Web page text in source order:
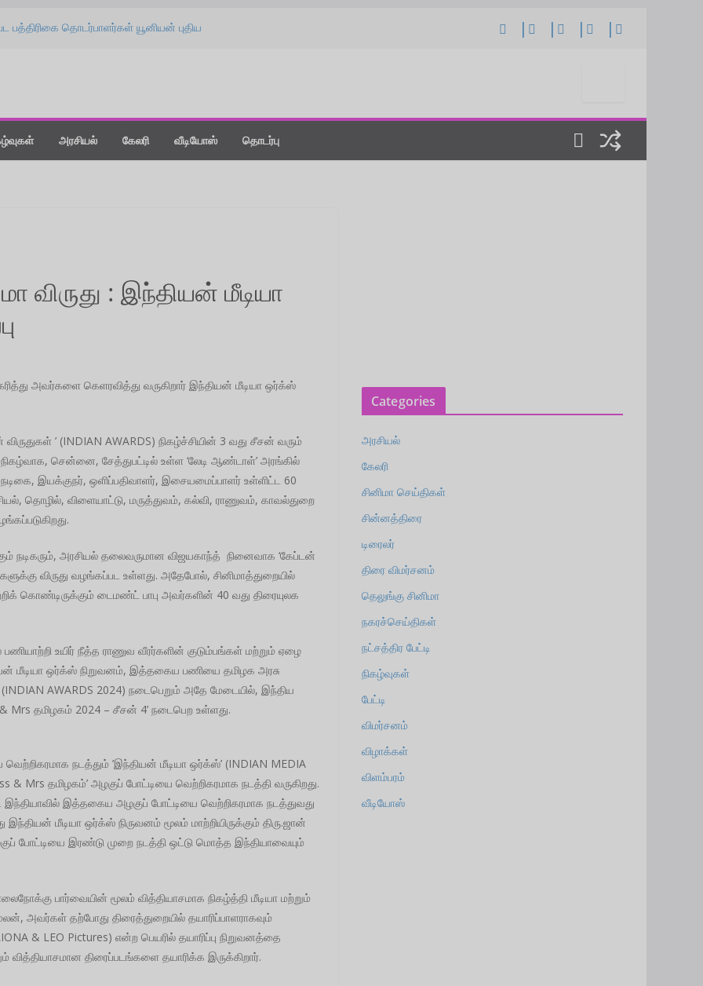
பத்திரிகை தொடர்பாளர்கள் யூனியன் புதிய
நியூ டே : திரை விமர்சனம்!
பொழிந்த ‘மிட்டாய் மழை’ !
அரசியல் கேலரி வீடியோஸ் தொடர்பு
விருது : இந்தியன் மீடியா
அவர்களை கெளரவித்து வருகிறார் இந்தியன் மீடியா ஒர்க்ஸ்
’ (INDIAN AWARDS) நிகழ்ச்சியின் 3 வது சீசன் வரும்
சென்னை, சேத்துபட்டில் உள்ள ‘லேடி ஆண்டாள்’ அரங்கில்
நடிகை, இயக்குநர், ஒளிப்பதிவாளர், இசையமைப்பாளர் உள்ளிட்ட 60
தொழில், விளையாட்டு, மருத்துவம், கல்வி, ராணுவம், காவல்துறை
நடிகரும், அரசியல் தலைவருமான விஜயகாந்த் நினைவாக ‘கேப்டன்
விருது வழங்கப்பட உள்ளது. அதேபோல், சினிமாத்துறையில்
கொண்டிருக்கும் டைமண்ட் பாபு அவர்களின் 40 வது திரையுலக
உயிர் நீத்த ராணுவ வீரர்களின் குடும்பங்கள் மற்றும் ஏழை
மீடியா ஒர்க்ஸ் நிறுவனம், இத்தகைய பணியை தமிழக அரசு
(INDIAN AWARDS 2024) நடைபெறும் அதே மேடையில், இந்திய
Mrs தமிழகம் 2024 – சீசன் 4’ நடைபெற உள்ளது.
நடத்தும் ’இந்தியன் மீடியா ஒர்க்ஸ்’ (INDIAN MEDIA
& Mrs தமிழகம்’ அழகுப் போட்டியை வெற்றிகரமாக நடத்தி வருகிறது.
இந்தியாவில் இத்தகைய அழகுப் போட்டியை வெற்றிகரமாக நடத்துவது
மீடியா ஒர்க்ஸ் நிருவனம் மூலம் மாற்றியிருக்கும் திரு.ஜான்
போட்டியை இரண்டு முறை நடத்தி ஒட்டு மொத்த இந்தியாவையும்
பார்வையின் மூலம் வித்தியாசமாக நிகழ்த்தி மீடியா மற்றும்
அவர்கள் தற்போது திரைத்துறையில் தயாரிப்பாளராகவும்
& LEO Pictures) என்ற பெயரில் தயாரிப்பு நிறுவனத்தை
வித்தியாசமான திரைப்படங்களை தயாரிக்க இருக்கிறார்.
Categories
அரசியல்
கேலரி
சினிமா செய்திகள்
சின்னத்திரை
டிரைலர்
திரை விமர்சனம்
தெலுங்கு சினிமா
நகரச்செய்திகள்
நட்சத்திர பேட்டி
நிகழ்வுகள்
பேட்டி
விமர்சனம்
விழாக்கள்
விளம்பரம்
வீடியோஸ்